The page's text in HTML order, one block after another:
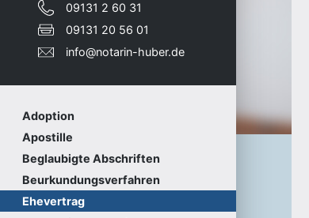
09131 2 60 31
09131 20 56 01
info@notarin-huber.de
Adoption
Apostille
Beglaubigte Abschriften
Beurkundungsverfahren
Ehevertrag